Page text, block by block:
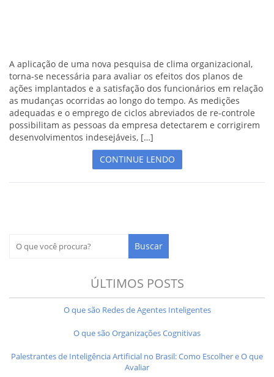
A aplicação de uma nova pesquisa de clima organizacional,
torna-se necessária para avaliar os efeitos dos planos de
ações implantados e a satisfação dos funcionários em relação
as mudanças ocorridas ao longo do tempo. As medições
adequadas e o emprego de ciclos abreviados de re-controle
possibilitam as pessoas da empresa detectarem e corrigirem
desenvolvimentos indesejáveis, […]
CONTINUE LENDO
ÚLTIMOS POSTS
O que são Redes de Agentes Inteligentes
O que são Organizações Cognitivas
Palestrantes de Inteligência Artificial no Brasil: Como Escolher e O que
Avaliar